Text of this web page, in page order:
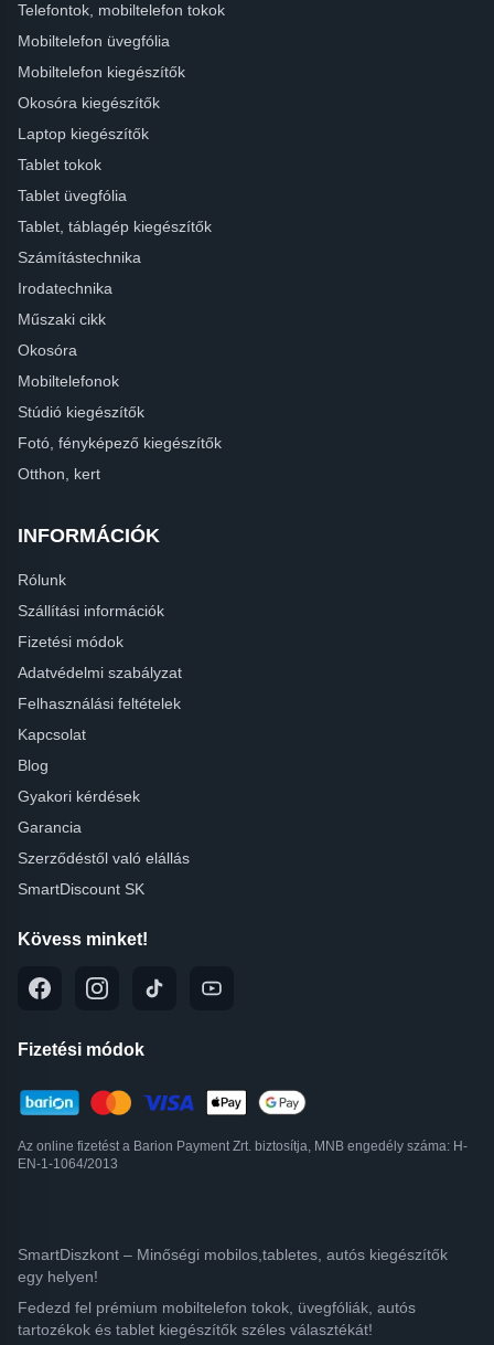
Telefontok, mobiltelefon tokok
Mobiltelefon üvegfólia
Mobiltelefon kiegészítők
Okosóra kiegészítők
Laptop kiegészítők
Tablet tokok
Tablet üvegfólia
Tablet, táblagép kiegészítők
Számítástechnika
Irodatechnika
Műszaki cikk
Okosóra
Mobiltelefonok
Stúdió kiegészítők
Fotó, fényképező kiegészítők
Otthon, kert
INFORMÁCIÓK
Rólunk
Szállítási információk
Fizetési módok
Adatvédelmi szabályzat
Felhasználási feltételek
Kapcsolat
Blog
Gyakori kérdések
Garancia
Szerződéstől való elállás
SmartDiscount SK
Kövess minket!
Fizetési módok
Az online fizetést a Barion Payment Zrt. biztosítja, MNB engedély száma: H-
EN-1-1064/2013
SmartDiszkont – Minőségi mobilos,tabletes, autós kiegészítők
egy helyen!
Fedezd fel prémium mobiltelefon tokok, üvegfóliák, autós
tartozékok és tablet kiegészítők széles választékát!